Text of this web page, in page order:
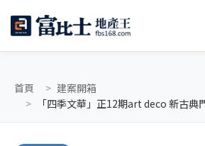
首頁
建案開箱
「四季文華」正12期art deco 新古典